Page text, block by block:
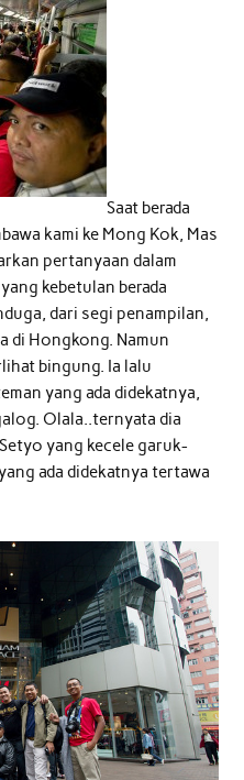
Saat berada
kami ke Mong Kok, Mas
pertanyaan dalam
kebetulan berada
dari segi penampilan,
di Hongkong. Namun
bingung. Ia lalu
yang ada didekatnya,
Olala..ternyata dia
yang kecele garuk-
ada didekatnya tertawa